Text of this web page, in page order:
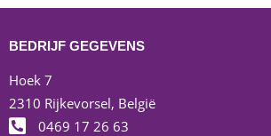
BEDRIJF GEGEVENS
Hoek 7
2310 Rijkevorsel, België
0469 17 26 63